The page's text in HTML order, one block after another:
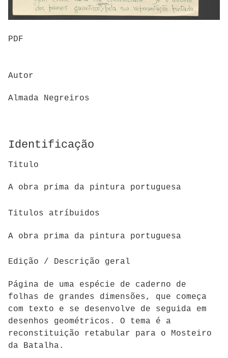
PDF
Autor
Almada Negreiros
Identificação
Titulo
A obra prima da pintura portuguesa
Titulos atríbuidos
A obra prima da pintura portuguesa
Edição / Descrição geral
Página de uma espécie de caderno de
folhas de grandes dimensões, que começa
com texto e se desenvolve de seguida em
desenhos geométricos. O tema é a
reconstituição retabular para o Mosteiro
da Batalha.